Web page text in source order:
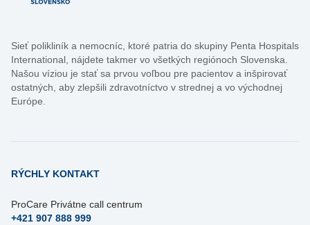
Sieť polikliník a nemocníc, ktoré patria do skupiny Penta Hospitals
International, nájdete takmer vo všetkých regiónoch Slovenska.
Našou víziou je stať sa prvou voľbou pre pacientov a inšpirovať
ostatných, aby zlepšili zdravotníctvo v strednej a vo východnej
Európe.
RÝCHLY KONTAKT
ProCare Privátne call centrum
+421 907 888 999